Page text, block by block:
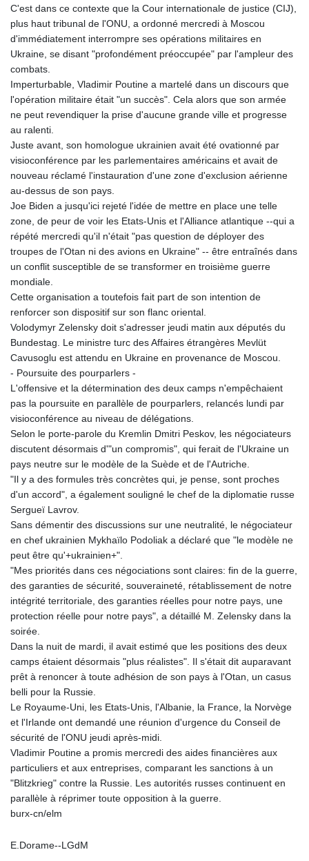
C'est dans ce contexte que la Cour internationale de justice (CIJ),
plus haut tribunal de l'ONU, a ordonné mercredi à Moscou
d'immédiatement interrompre ses opérations militaires en
Ukraine, se disant "profondément préoccupée" par l'ampleur des
combats.
Imperturbable, Vladimir Poutine a martelé dans un discours que
l'opération militaire était "un succès". Cela alors que son armée
ne peut revendiquer la prise d'aucune grande ville et progresse
au ralenti.
Juste avant, son homologue ukrainien avait été ovationné par
visioconférence par les parlementaires américains et avait de
nouveau réclamé l'instauration d'une zone d'exclusion aérienne
au-dessus de son pays.
Joe Biden a jusqu'ici rejeté l'idée de mettre en place une telle
zone, de peur de voir les Etats-Unis et l'Alliance atlantique --qui a
répété mercredi qu'il n'était "pas question de déployer des
troupes de l'Otan ni des avions en Ukraine" -- être entraînés dans
un conflit susceptible de se transformer en troisième guerre
mondiale.
Cette organisation a toutefois fait part de son intention de
renforcer son dispositif sur son flanc oriental.
Volodymyr Zelensky doit s'adresser jeudi matin aux députés du
Bundestag. Le ministre turc des Affaires étrangères Mevlüt
Cavusoglu est attendu en Ukraine en provenance de Moscou.
- Poursuite des pourparlers -
L'offensive et la détermination des deux camps n'empêchaient
pas la poursuite en parallèle de pourparlers, relancés lundi par
visioconférence au niveau de délégations.
Selon le porte-parole du Kremlin Dmitri Peskov, les négociateurs
discutent désormais d'"un compromis", qui ferait de l'Ukraine un
pays neutre sur le modèle de la Suède et de l'Autriche.
"Il y a des formules très concrètes qui, je pense, sont proches
d'un accord", a également souligné le chef de la diplomatie russe
Sergueï Lavrov.
Sans démentir des discussions sur une neutralité, le négociateur
en chef ukrainien Mykhaïlo Podoliak a déclaré que "le modèle ne
peut être qu'+ukrainien+".
"Mes priorités dans ces négociations sont claires: fin de la guerre,
des garanties de sécurité, souveraineté, rétablissement de notre
intégrité territoriale, des garanties réelles pour notre pays, une
protection réelle pour notre pays", a détaillé M. Zelensky dans la
soirée.
Dans la nuit de mardi, il avait estimé que les positions des deux
camps étaient désormais "plus réalistes". Il s'était dit auparavant
prêt à renoncer à toute adhésion de son pays à l'Otan, un casus
belli pour la Russie.
Le Royaume-Uni, les Etats-Unis, l'Albanie, la France, la Norvège
et l'Irlande ont demandé une réunion d'urgence du Conseil de
sécurité de l'ONU jeudi après-midi.
Vladimir Poutine a promis mercredi des aides financières aux
particuliers et aux entreprises, comparant les sanctions à un
"Blitzkrieg" contre la Russie. Les autorités russes continuent en
parallèle à réprimer toute opposition à la guerre.
burx-cn/elm
E.Dorame--LGdM